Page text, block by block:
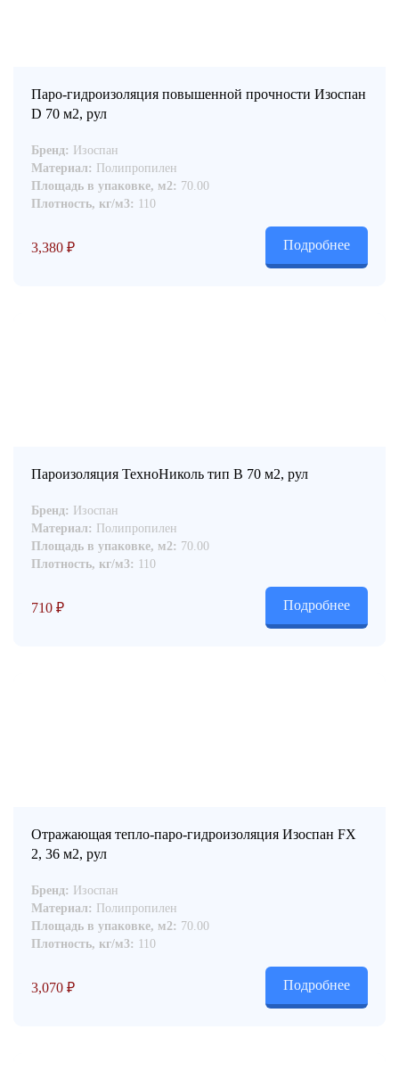
Паро-гидроизоляция повышенной прочности Изоспан
D 70 м2, рул
Бренд: Изоспан
Материал: Полипропилен
Площадь в упаковке, м2: 70.00
Плотность, кг/м3: 110
3,380 ₽ Подробнее
Пароизоляция ТехноНиколь тип В 70 м2, рул
Бренд: Изоспан
Материал: Полипропилен
Площадь в упаковке, м2: 70.00
Плотность, кг/м3: 110
710 ₽ Подробнее
Отражающая тепло-паро-гидроизоляция Изоспан FX
2, 36 м2, рул
Бренд: Изоспан
Материал: Полипропилен
Площадь в упаковке, м2: 70.00
Плотность, кг/м3: 110
3,070 ₽ Подробнее